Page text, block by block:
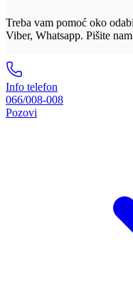
Treba vam pomoć oko
Viber, Whatsapp. Pišite
Info telefon
066/008-008
Pozovi